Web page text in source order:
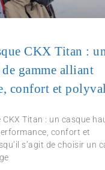
CKX Titan : un
de gamme alliant
confort et
CKX Titan : un casque
confort et
s’agit de choisir un